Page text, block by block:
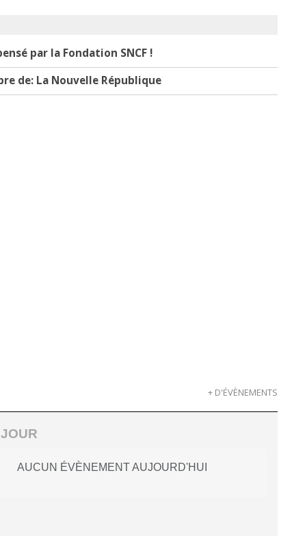
par la Fondation SNCF !
de: La Nouvelle République
AUCUN ÉVÈNEMENT AUJOURD'HUI
+ D'ÉVÈNEMENTS